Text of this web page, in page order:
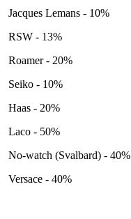
Jacques Lemans - 10%
RSW - 13%
Roamer - 20%
Seiko - 10%
Haas - 20%
Laco - 50%
No-watch (Svalbard) - 40%
Versace - 40%